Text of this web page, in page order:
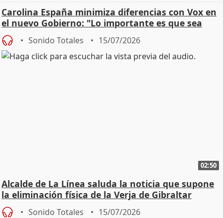
Carolina España minimiza diferencias con Vox en
el nuevo Gobierno: "Lo importante es que sea
una leg
Sonido Totales 15/07/2026
02:50
Alcalde de La Línea saluda la noticia que supone
la eliminación física de la Verja de Gibraltar
Sonido Totales 15/07/2026